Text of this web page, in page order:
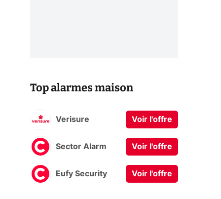
Top alarmes maison
Verisure Voir l'offre
Sector Alarm Voir l'offre
Eufy Security Voir l'offre